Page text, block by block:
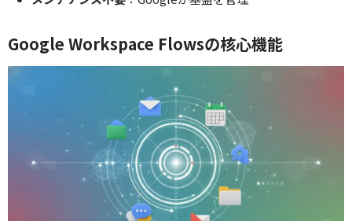
Google Workspace Flowsの核心機能